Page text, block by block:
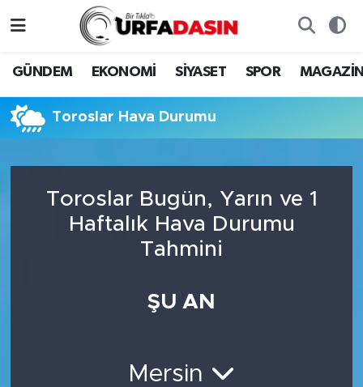
GÜNDEM EKONOMİ SİYASET SPOR
Toroslar Hava Durumu
Toroslar Bugün, Yarın ve 1
Haftalık Hava Durumu
Tahmini
ŞU AN
Mersin
MAGAZİN
Nöbetçi Eczaneler
Süper Lig Puan Durumu ve Fikstür
Son Dakika Haberleri